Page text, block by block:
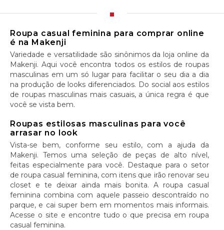
Roupa casual feminina para comprar online
é na Makenji
Variedade e versatilidade são sinônimos da loja online da
Makenji. Aqui você encontra todos os estilos de roupas
masculinas em um só lugar para facilitar o seu dia a dia
na produção de looks diferenciados. Do social aos estilos
de roupas masculinas mais casuais, a única regra é que
você se vista bem.
Roupas estilosas masculinas para você
arrasar no look
Vista-se bem, conforme seu estilo, com a ajuda da
Makenji. Temos uma seleção de peças de alto nível,
feitas especialmente para você. Destaque para o setor
de roupa casual feminina, com itens que irão renovar seu
closet e te deixar ainda mais bonita. A roupa casual
feminina combina com aquele passeio descontraído no
parque, e cai super bem em momentos mais informais.
Acesse o site e encontre tudo o que precisa em roupa
casual feminina.